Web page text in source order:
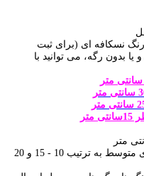
نسکافه ای (برای ثبت
بدون رگه، می توانید با
ارتفاع پایه میخی های شکلات خوری متوسط به ترتیب 10 - 15 و 20